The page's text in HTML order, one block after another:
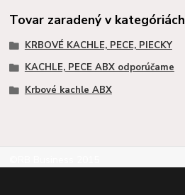
Tovar zaradený v kategóriách
KRBOVÉ KACHLE, PECE, PIECKY
KACHLE, PECE ABX odporúčame
Krbové kachle ABX